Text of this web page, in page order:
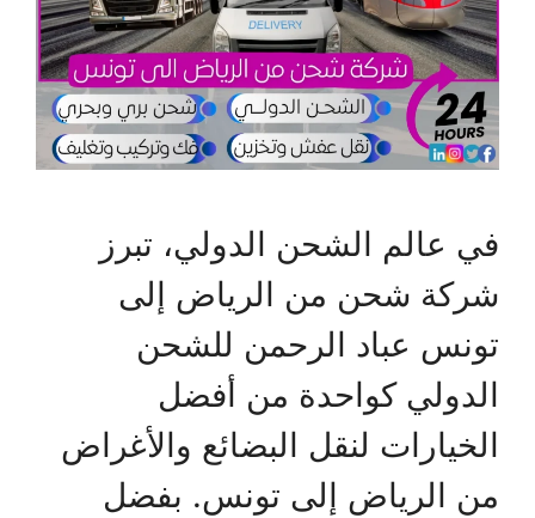
في عالم الشحن الدولي، تبرز
شركة شحن من الرياض إلى
تونس عباد الرحمن للشحن
الدولي كواحدة من أفضل
الخيارات لنقل البضائع والأغراض
من الرياض إلى تونس. بفضل